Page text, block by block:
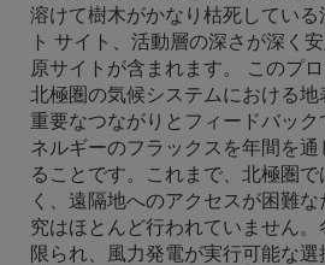
溶けて樹木がかなり枯死している
ト サイト、活動層の深さが深く
原サイトが含まれます。 このプ
北極圏の気候システムにおける
重要なつながりとフィードバッ
ネルギーのフラックスを年間を
ることです。これまで、北極圏で
く、遠隔地へのアクセスが困難
究はほとんど行われていません
限られ、風力発電が実行可能な